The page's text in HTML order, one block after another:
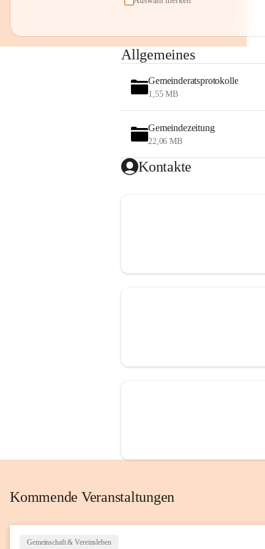
Allgemeines
Gemeinderatsprotokolle
1,55 MB
Gemeindezeitung
22,06 MB
Kontakte
Kommende Veranstaltungen
Gemeinschaft & Vereinsleben